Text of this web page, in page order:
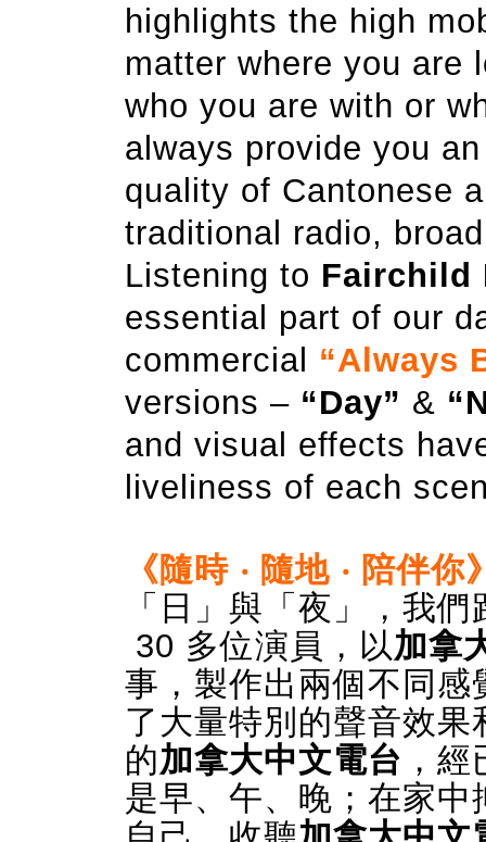
highlights the high
matter where you are
who you are with or
always provide you
quality of Cantonese
traditional radio,
Listening to Fairchild
essential part of our
commercial “Always
versions – “Day” &
and visual effects
liveliness of each
《隨時 ‧ 隨地 ‧ 陪伴你
「日」與「夜」，我
30 多位演員，以加拿
事，製作出兩個不同
了大量特別的聲音效
的加拿大中文電台 ，
是早、午、晚；在家